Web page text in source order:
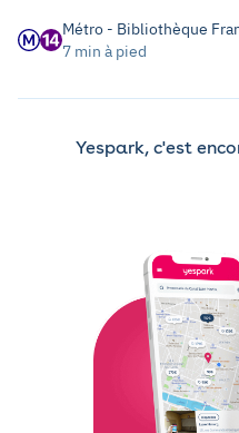
Métro - Bibliothèque
7 min à pied
Yespark, c'est